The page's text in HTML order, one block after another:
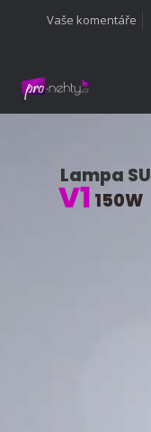
Vaše komentáře